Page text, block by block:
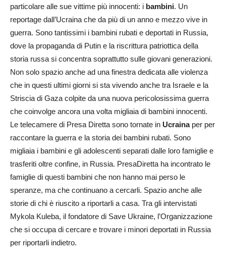
particolare alle sue vittime più innocenti: i bambini. Un
reportage dall’Ucraina che da più di un anno e mezzo vive in
guerra. Sono tantissimi i bambini rubati e deportati in Russia,
dove la propaganda di Putin e la riscrittura patriottica della
storia russa si concentra soprattutto sulle giovani generazioni.
Non solo spazio anche ad una finestra dedicata alle violenza
che in questi ultimi giorni si sta vivendo anche tra Israele e la
Striscia di Gaza colpite da una nuova pericolosissima guerra
che coinvolge ancora una volta migliaia di bambini innocenti.
Le telecamere di Presa Diretta sono tornate in Ucrainaper per
raccontare la guerra e la storia dei bambini rubati. Sono
migliaia i bambini e gli adolescenti separati dalle loro famiglie e
trasferiti oltre confine, in Russia. PresaDiretta ha incontrato le
famiglie di questi bambini che non hanno mai perso le
speranze, ma che continuano a cercarli. Spazio anche alle
storie di chi è riuscito a riportarli a casa. Tra gli intervistati
Mykola Kuleba, il fondatore di Save Ukraine, l’Organizzazione
che si occupa di cercare e trovare i minori deportati in Russia
per riportarli indietro.